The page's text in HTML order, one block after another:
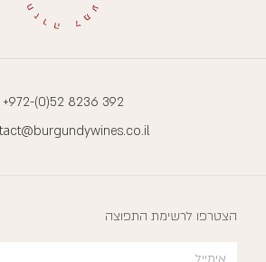
+972-(0)52 8236 392
הצטרפו לרשימת התפוצה